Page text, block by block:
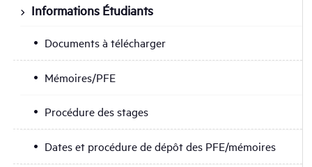
Informations Étudiants
Documents à télécharger
Mémoires/PFE
Procédure des stages
Dates et procédure de dépôt des PFE/mémoires